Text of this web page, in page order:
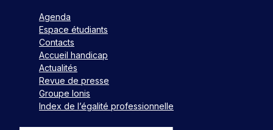
Agenda
Espace étudiants
Contacts
Accueil handicap
Actualités
Revue de presse
Groupe Ionis
Index de l’égalité professionnelle